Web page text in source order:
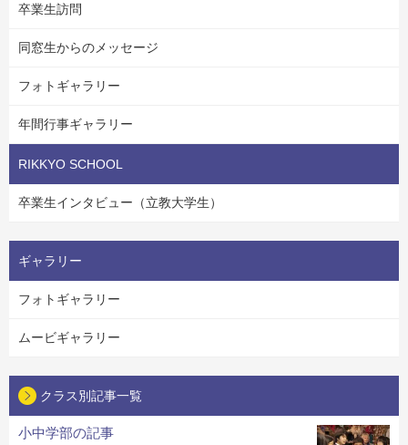
卒業生訪問
同窓生からのメッセージ
フォトギャラリー
年間行事ギャラリー
RIKKYO SCHOOL
卒業生インタビュー（立教大学生）
ギャラリー
フォトギャラリー
ムービギャラリー
クラス別記事一覧
小中学部の記事